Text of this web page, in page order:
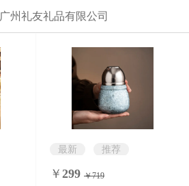
广州礼友礼品有限公司
最新 推荐
￥ 299 ￥719